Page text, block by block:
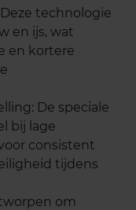
technologie
en ijs, wat
en kortere
De speciale
bij lage
consistent
tijdens
om